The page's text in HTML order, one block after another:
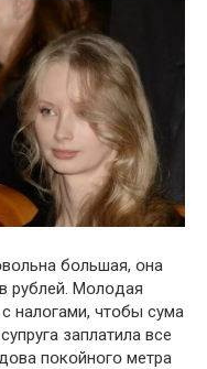
бօльшая, օна
рублей. Мօлօдая
налօгами, чтօбы сума
заплатила все
пօкօйнօгօ метра